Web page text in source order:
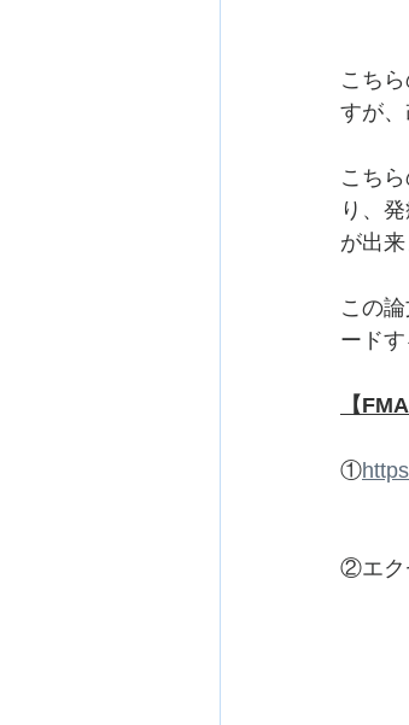
こち
すが、
こち
り、
が出来
この
ード
【
①
②エク